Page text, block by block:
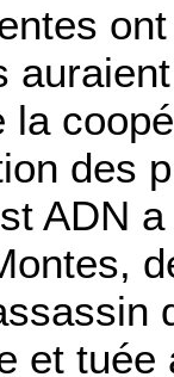
la
des
ADN
et